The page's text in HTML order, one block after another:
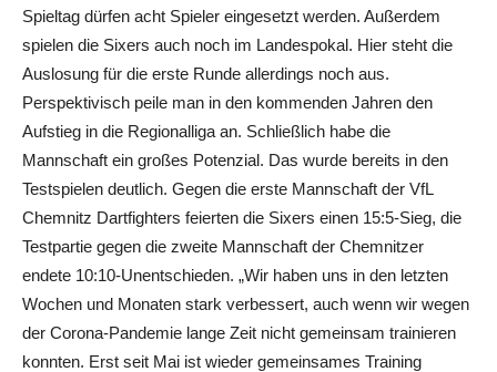
Spieltag dürfen acht Spieler eingesetzt werden. Außerdem
spielen die Sixers auch noch im Landespokal. Hier steht die
Auslosung für die erste Runde allerdings noch aus.
Perspektivisch peile man in den kommenden Jahren den
Aufstieg in die Regionalliga an. Schließlich habe die
Mannschaft ein großes Potenzial. Das wurde bereits in den
Testspielen deutlich. Gegen die erste Mannschaft der VfL
Chemnitz Dartfighters feierten die Sixers einen 15:5-Sieg, die
Testpartie gegen die zweite Mannschaft der Chemnitzer
endete 10:10-Unentschieden. „Wir haben uns in den letzten
Wochen und Monaten stark verbessert, auch wenn wir wegen
der Corona-Pandemie lange Zeit nicht gemeinsam trainieren
konnten. Erst seit Mai ist wieder gemeinsames Training